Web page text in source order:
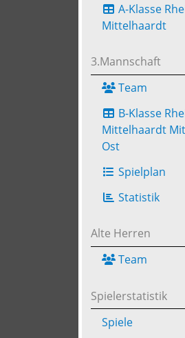
A-Klasse
Mittelhaardt
3.Mannschaft
Team
B-Klasse
Mittelhaardt
Ost
Spielplan
Statistik
Alte Herren
Team
Spielerstatistik
Spiele